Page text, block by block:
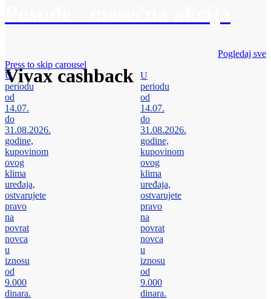
Vivax cashback
Pogledaj sve
Press to skip carousel
U
periodu
od
14.07.
do
31.08.2026.
godine,
kupovinom
ovog
klima
uređaja,
ostvarujete
pravo
na
povrat
novca
u
iznosu
od
9.000
dinara.
U
periodu
od
14.07.
do
31.08.2026.
godine,
kupovinom
ovog
klima
uređaja,
ostvarujete
pravo
na
povrat
novca
u
iznosu
od
9.000
dinara.